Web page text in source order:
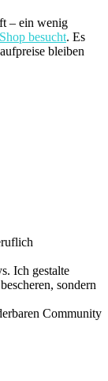
– ein wenig
besucht. Es
bleiben
Ich gestalte
sondern
Community